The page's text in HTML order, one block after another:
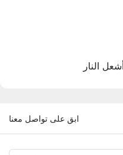
ابق على تواصل معنا